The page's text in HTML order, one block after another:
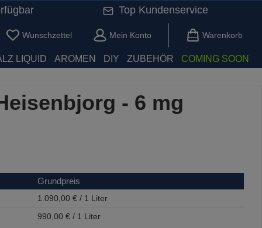
Top Kundenservice
Wunschzettel Du hast 0 Produkte auf dem Merkzettel
Mein Konto Warenkorb
LIQUID AROMEN DIY ZUBEHÖR COMING SOON
- 6 mg
Grundpreis
1.090,00 € / 1 Liter
990,00 € / 1 Liter